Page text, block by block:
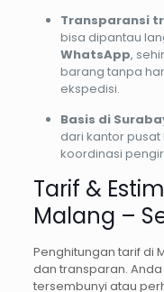
Transparansi
bisa dipantau
WhatsApp,
barang tanpa
ekspedisi.
Basis di
dari kantor
koordinasi
Tarif &
Malang –
Penghitungan tarif di
dan transparan.
tersembunyi atau